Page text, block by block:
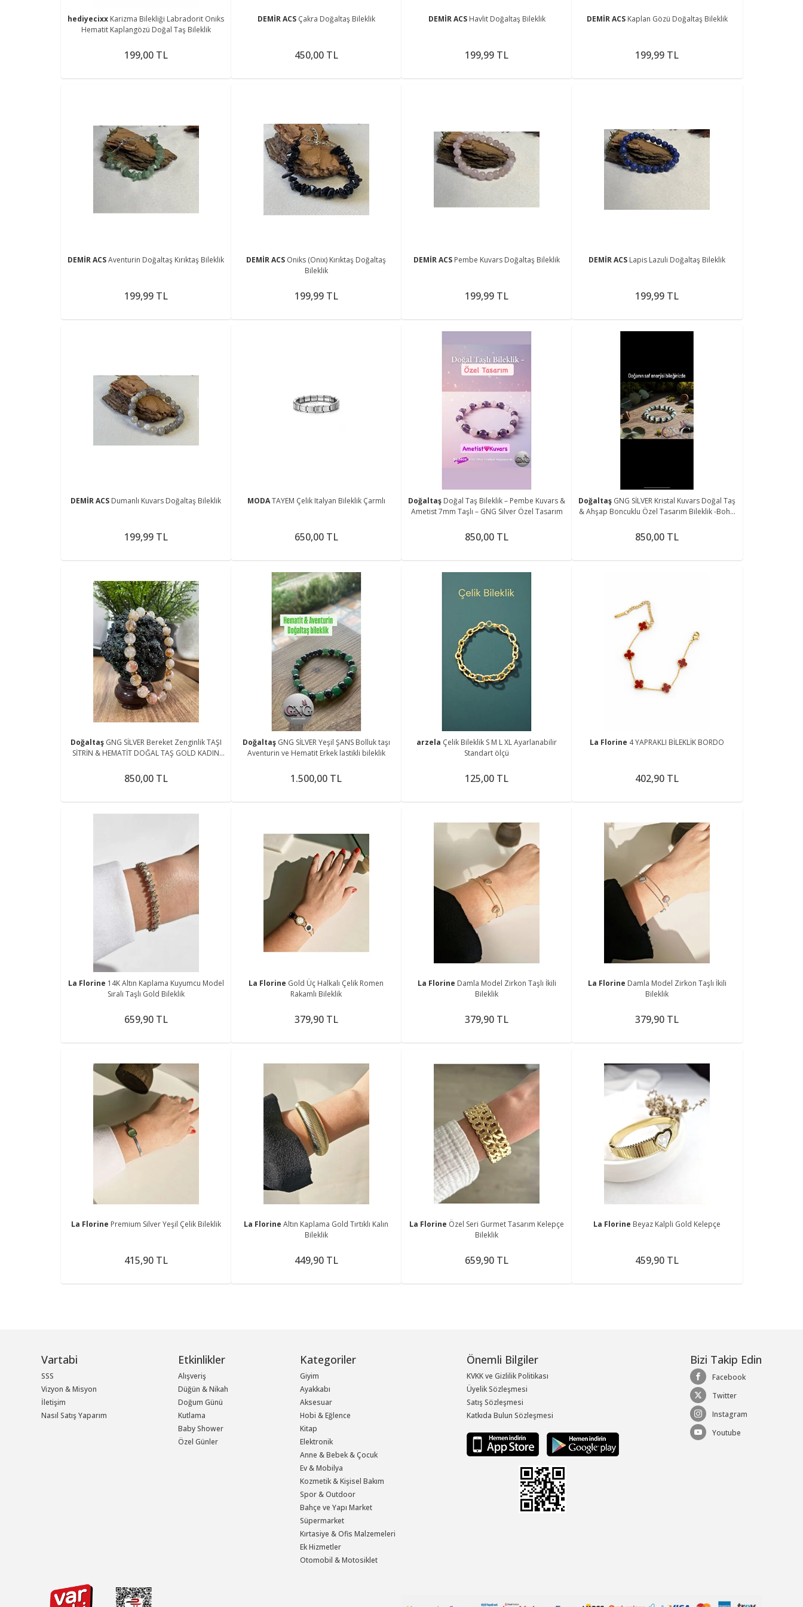
hediyecixx Karizma Bilekliği Labradorit Oniks
Hematit Kaplangözü Doğal Taş Bileklik
199,00 TL
DEMİR ACS Çakra Doğaltaş Bileklik
450,00 TL
DEMİR ACS Havlit Doğaltaş Bileklik
199,99 TL
DEMİR ACS Kaplan Gözü Doğaltaş Bileklik
199,99 TL
DEMİR ACSAventurin Doğaltaş Kırıktaş Bileklik
199,99 TL
DEMİR ACS Oniks (Onix) Kırıktaş Doğaltaş
Bileklik
199,99 TL
DEMİR ACS Pembe Kuvars Doğaltaş Bileklik
199,99 TL
DEMİR ACS Lapis Lazuli Doğaltaş Bileklik
199,99 TL
DEMİR ACS Dumanlı Kuvars Doğaltaş Bileklik
199,99 TL
MODATAYEM Çelik Italyan Bileklik Çarmlı
650,00 TL
Doğaltaş Doğal Taş Bileklik – Pembe Kuvars &
Ametist 7mm Taşlı – GNG Silver Özel Tasarım
850,00 TL
Doğaltaş GNG SİLVER Kristal Kuvars Doğal Taş
& Ahşap Boncuklu Özel Tasarım Bileklik -Boho
850,00 TL
Doğaltaş GNG SİLVER Bereket Zenginlik TAŞI
SİTRİN & HEMATİT DOĞAL TAŞ GOLD KADIN
850,00 TL
Doğaltaş GNG SİLVER Yeşil ŞANS Bolluk taşı
Aventurin ve Hematit Erkek lastikli bileklik
1.500,00 TL
arzela Çelik Bileklik S M L XL Ayarlanabilir
Standart ölçü
125,00 TL
La Florine 4 YAPRAKLI BİLEKLİK BORDO
402,90 TL
La Florine 14K Altın Kaplama Kuyumcu Model
Sıralı Taşlı Gold Bileklik
659,90 TL
La Florine Gold Üç Halkalı Çelik Romen
Rakamlı Bileklik
379,90 TL
La Florine Damla Model Zirkon Taşlı İkili
Bileklik
379,90 TL
La Florine Damla Model Zirkon Taşlı İkili
Bileklik
379,90 TL
La Florine Premium Silver Yeşil Çelik Bileklik
415,90 TL
La FlorineAltın Kaplama Gold Tırtıklı Kalın
Bileklik
449,90 TL
La Florine Özel Seri Gurmet Tasarım Kelepçe
Bileklik
659,90 TL
La Florine Beyaz Kalpli Gold Kelepçe
459,90 TL
Vartabi
SSS
Vizyon & Misyon
İletişim
Nasıl Satış Yaparım
Etkinlikler
Alışveriş
Düğün & Nikah
Doğum Günü
Kutlama
Baby Shower
Özel Günler
Kategoriler
Giyim
Ayakkabı
Aksesuar
Hobi & Eğlence
Kitap
Elektronik
Anne & Bebek & Çocuk
Ev & Mobilya
Kozmetik & Kişisel Bakım
Spor & Outdoor
Bahçe ve Yapı Market
Süpermarket
Kırtasiye & Ofis Malzemeleri
Ek Hizmetler
Otomobil & Motosiklet
Önemli Bilgiler
KVKK ve Gizlilik Politikası
Üyelik Sözleşmesi
Satış Sözleşmesi
Katkıda Bulun Sözleşmesi
Bizi Takip Edin
Facebook
Twitter
Instagram
Youtube